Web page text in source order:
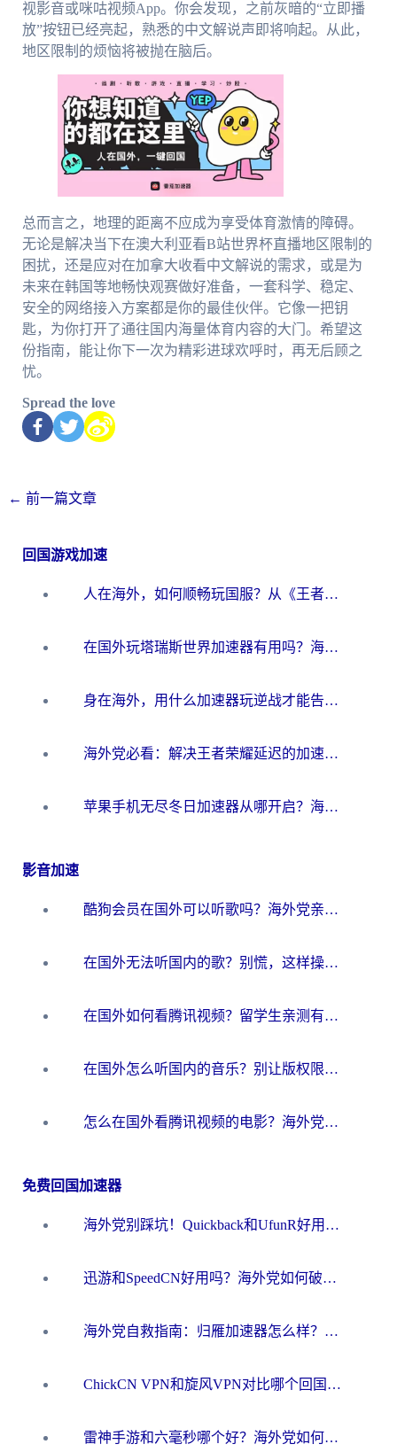
视影音或咪咕视频App。你会发现，之前灰暗的“立即播
放”按钮已经亮起，熟悉的中文解说声即将响起。从此，
地区限制的烦恼将被抛在脑后。
总而言之，地理的距离不应成为享受体育激情的障碍。
无论是解决当下在澳大利亚看B站世界杯直播地区限制的
困扰，还是应对在加拿大收看中文解说的需求，或是为
未来在韩国等地畅快观赛做好准备，一套科学、稳定、
安全的网络接入方案都是你的最佳伙伴。它像一把钥
匙，为你打开了通往国内海量体育内容的大门。希望这
份指南，能让你下一次为精彩进球欢呼时，再无后顾之
忧。
Spread the love
← 前一篇文章
回国游戏加速
人在海外，如何顺畅玩国服？从《王者荣耀》到《云图计划》的加速器终极指南
在国外玩塔瑞斯世界加速器有用吗？海外玩家亲测后的真实答案
身在海外，用什么加速器玩逆战才能告别延迟？
海外党必看：解决王者荣耀延迟的加速器终极指南——从EVE到猫和老鼠，一个工具全搞定
苹果手机无尽冬日加速器从哪开启？海外玩家的冬日生存指南
影音加速
酷狗会员在国外可以听歌吗？海外党亲测有效：3步解决音乐权限难题
在国外无法听国内的歌？别慌，这样操作就能畅听QQ音乐（附亲测加速器推荐）
在国外如何看腾讯视频？留学生亲测有效的回国加速方案
在国外怎么听国内的音乐？别让版权限制断了你的华语歌单
怎么在国外看腾讯视频的电影？海外党亲测有效的回国加速指南
免费回国加速器
海外党别踩坑！Quickback和UfunR好用吗？选对回国加速器才能无缝刷国内资源
迅游和SpeedCN好用吗？海外党如何破解那道看不见的墙
海外党自救指南：归雁加速器怎么样？教你避开坑实现国内资源无缝访问
ChickCN VPN和旋风VPN对比哪个回国效果更好？海外用户的选择困境与出路
雷神手游和六毫秒哪个好？海外党如何真正解锁国内资源